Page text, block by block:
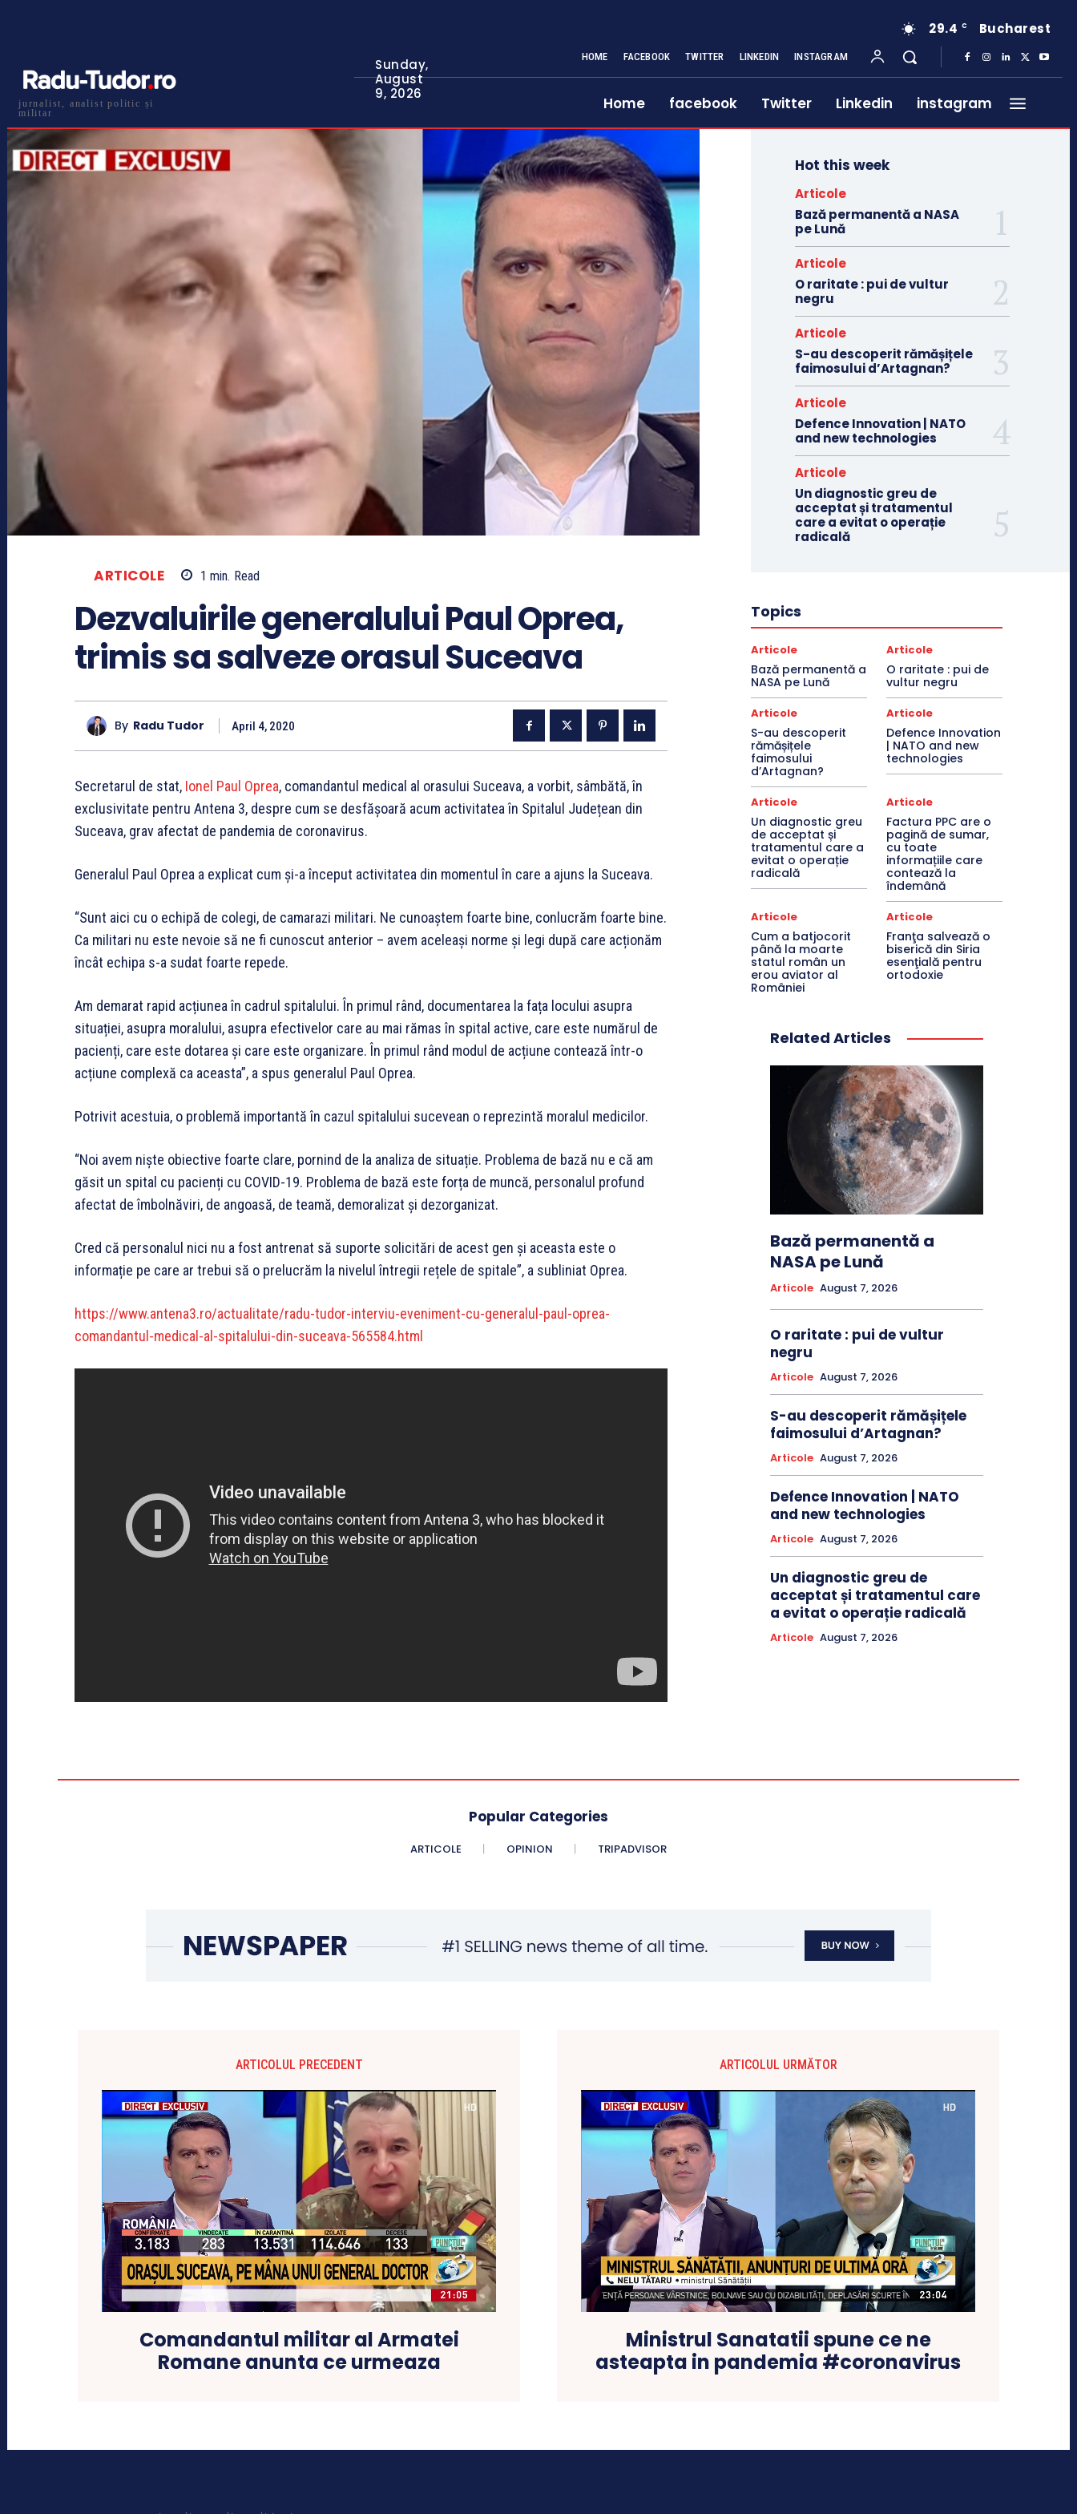
jurnalist, analist politic și
militar
Sunday,
August
9, 2026
29.4 C Bucharest
HOME FACEBOOK TWITTER LINKEDIN INSTAGRAM
Home facebook Twitter Linkedin instagram
ARTICOLE 1 min. Read
Dezvaluirile generalului Paul Oprea,
trimis sa salveze orasul Suceava
By Radu Tudor April 4, 2020
Secretarul de stat, Ionel Paul Oprea, comandantul medical al orasului Suceava, a vorbit, sâmbătă, în
exclusivitate pentru Antena 3, despre cum se desfășoară acum activitatea în Spitalul Județean din
Suceava, grav afectat de pandemia de coronavirus.
Generalul Paul Oprea a explicat cum și-a început activitatea din momentul în care a ajuns la Suceava.
“Sunt aici cu o echipă de colegi, de camarazi militari. Ne cunoaștem foarte bine, conlucrăm foarte bine.
Ca militari nu este nevoie să ne fi cunoscut anterior – avem aceleași norme și legi după care acționăm
încât echipa s-a sudat foarte repede.
Am demarat rapid acțiunea în cadrul spitalului. În primul rând, documentarea la fața locului asupra
situației, asupra moralului, asupra efectivelor care au mai rămas în spital active, care este numărul de
pacienți, care este dotarea și care este organizare. În primul rând modul de acțiune contează într-o
acțiune complexă ca aceasta”, a spus generalul Paul Oprea.
Potrivit acestuia, o problemă importantă în cazul spitalului sucevean o reprezintă moralul medicilor.
“Noi avem niște obiective foarte clare, pornind de la analiza de situație. Problema de bază nu e că am
găsit un spital cu pacienți cu COVID-19. Problema de bază este forța de muncă, personalul profund
afectat de îmbolnăviri, de angoasă, de teamă, demoralizat și dezorganizat.
Cred că personalul nici nu a fost antrenat să suporte solicitări de acest gen și aceasta este o
informație pe care ar trebui să o prelucrăm la nivelul întregii rețele de spitale”, a subliniat Oprea.
https://www.antena3.ro/actualitate/radu-tudor-interviu-eveniment-cu-generalul-paul-oprea-
comandantul-medical-al-spitalului-din-suceava-565584.html
Hot this week
Articole
Bază permanentă a NASA
pe Lună
Articole
O raritate : pui de vultur
negru
Articole
S-au descoperit rămășițele
faimosului d’Artagnan?
Articole
Defence Innovation | NATO
and new technologies
Articole
Un diagnostic greu de
acceptat și tratamentul
care a evitat o operație
radicală
Topics
Articole
Bază permanentă a
NASA pe Lună
Articole
O raritate : pui de
vultur negru
Articole
S-au descoperit
rămășițele
faimosului
d’Artagnan?
Articole
Defence Innovation
| NATO and new
technologies
Articole
Un diagnostic greu
de acceptat și
tratamentul care a
evitat o operație
radicală
Articole
Factura PPC are o
pagină de sumar,
cu toate
informațiile care
contează la
îndemână
Articole
Cum a batjocorit
până la moarte
statul român un
erou aviator al
României
Articole
Franţa salvează o
biserică din Siria
esenţială pentru
ortodoxie
Related Articles
Bază permanentă a
NASA pe Lună
Articole August 7, 2026
O raritate : pui de vultur
negru
Articole August 7, 2026
S-au descoperit rămășițele
faimosului d’Artagnan?
Articole August 7, 2026
Defence Innovation | NATO
and new technologies
Articole August 7, 2026
Un diagnostic greu de
acceptat și tratamentul care
a evitat o operație radicală
Articole August 7, 2026
Popular Categories
ARTICOLE OPINION TRIPADVISOR
ARTICOLUL PRECEDENT
Comandantul militar al Armatei
Romane anunta ce urmeaza
ARTICOLUL URMĂTOR
Ministrul Sanatatii spune ce ne
asteapta in pandemia #coronavirus